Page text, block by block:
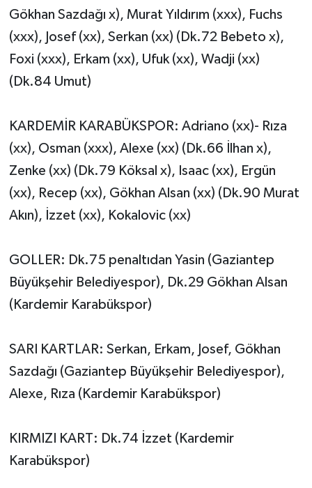
Gökhan Sazdağı x), Murat Yıldırım (xxx), Fuchs
(xxx), Josef (xx), Serkan (xx) (Dk.72 Bebeto x),
Foxi (xxx), Erkam (xx), Ufuk (xx), Wadji (xx)
(Dk.84 Umut)
KARDEMİR KARABÜKSPOR: Adriano (xx)- Rıza
(xx), Osman (xxx), Alexe (xx) (Dk.66 İlhan x),
Zenke (xx) (Dk.79 Köksal x), Isaac (xx), Ergün
(xx), Recep (xx), Gökhan Alsan (xx) (Dk.90 Murat
Akın), İzzet (xx), Kokalovic (xx)
GOLLER: Dk.75 penaltıdan Yasin (Gaziantep
Büyükşehir Belediyespor), Dk.29 Gökhan Alsan
(Kardemir Karabükspor)
SARI KARTLAR: Serkan, Erkam, Josef, Gökhan
Sazdağı (Gaziantep Büyükşehir Belediyespor),
Alexe, Rıza (Kardemir Karabükspor)
KIRMIZI KART: Dk.74 İzzet (Kardemir
Karabükspor)